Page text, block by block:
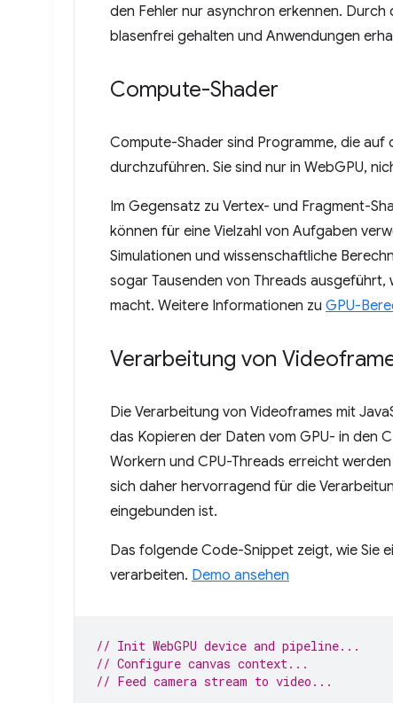
den Fehler nur asynchron erkennen.
blasenfrei gehalten und Anwendungen
Compute-Shader
Compute-Shader sind Programme, die auf
durchzuführen. Sie sind nur in WebGPU,
Im Gegensatz zu Vertex- und Fragment-
können für eine Vielzahl von Aufgaben
Simulationen und wissenschaftliche
sogar Tausenden von Threads
macht. Weitere Informationen zu GPU-
Verarbeitung von
Die Verarbeitung von Videoframes mit
das Kopieren der Daten vom GPU- in den
Workern und CPU-Threads erreicht
sich daher hervorragend für die
eingebunden ist.
Das folgende Code-Snippet zeigt, wie Sie
verarbeiten. Demo ansehen
// Init WebGPU device and pipeline...
// Configure canvas context...
// Feed camera stream to video...